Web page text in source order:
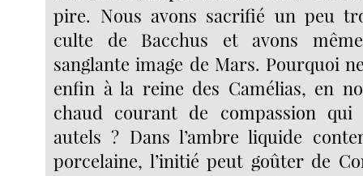
pire. Nous avons sacrifié un peu
culte de Bacchus et avons
sanglante image de Mars. Pourquoi
enfin à la reine des Camélias, en
chaud courant de compassion qui
autels ? Dans l’ambre liquide
porcelaine, l’initié peut goûter de